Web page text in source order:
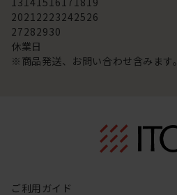
20212223242526
27282930
休業日
※商品発送、お問い合わせ含みます。
ご利用ガイド